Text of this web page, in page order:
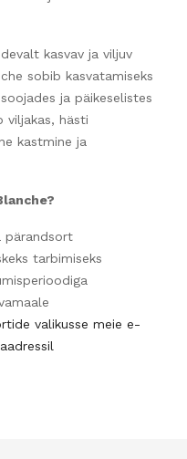
kasvav ja viljuv
sobib kasvatamiseks
ja päikeselistes
viljakas, hästi
kastmine ja
pärandsort
tarbimiseks
valikusse meie e-